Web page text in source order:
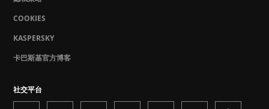
COOKIES
KASPERSKY
卡巴斯基官方博客
社交平台